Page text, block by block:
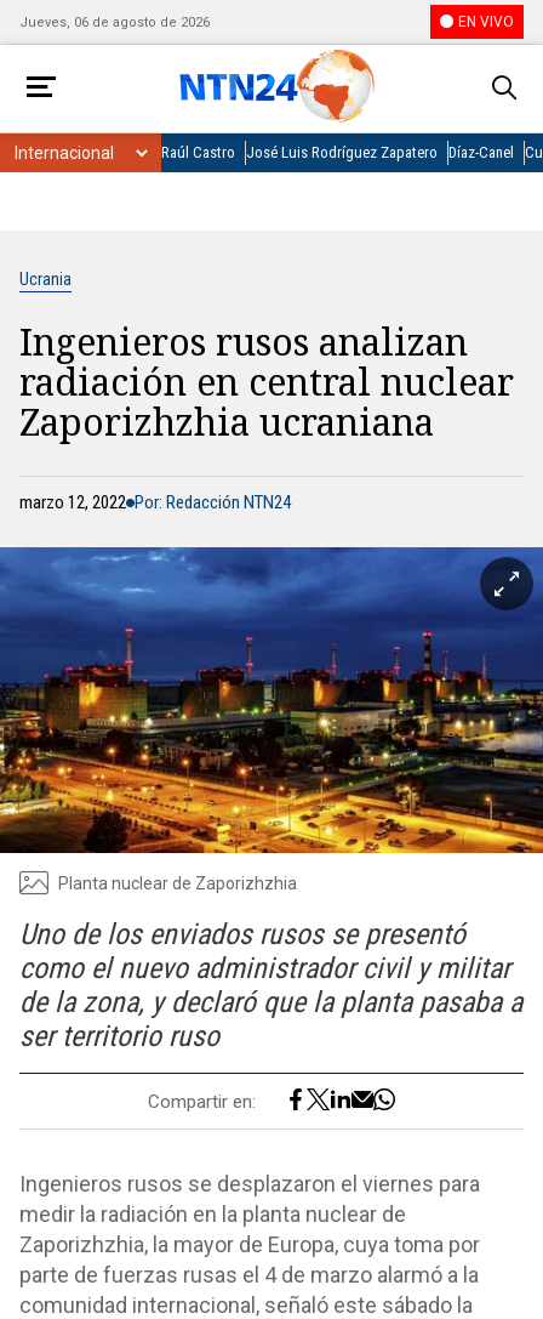
Jueves, 06 de agosto de 2026 EN VIVO
Raúl Castro José Luis Rodríguez Zapatero Díaz-Canel
Ucrania
Ingenieros rusos analizan
radiación en central nuclear
Zaporizhzhia ucraniana
marzo 12, 2022 Por: Redacción NTN24
Planta nuclear de Zaporizhzhia
Uno de los enviados rusos se presentó
como el nuevo administrador civil y militar
de la zona, y declaró que la planta pasaba a
ser territorio ruso
Compartir en:
Ingenieros rusos se desplazaron el viernes para
medir la radiación en la planta nuclear de
Zaporizhzhia, la mayor de Europa, cuya toma por
parte de fuerzas rusas el 4 de marzo alarmó a la
comunidad internacional, señaló este sábado la